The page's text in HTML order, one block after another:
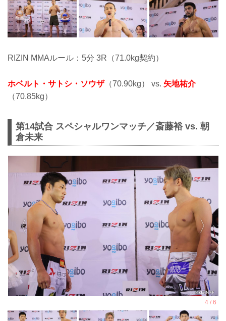
RIZIN MMAルール：5分 3R（71.0kg契約）
ホベルト・サトシ・ソウザ（70.90kg） vs. 矢地祐介
（70.85kg）
第14試合 スペシャルワンマッチ／斎藤裕 vs. 朝
倉未来